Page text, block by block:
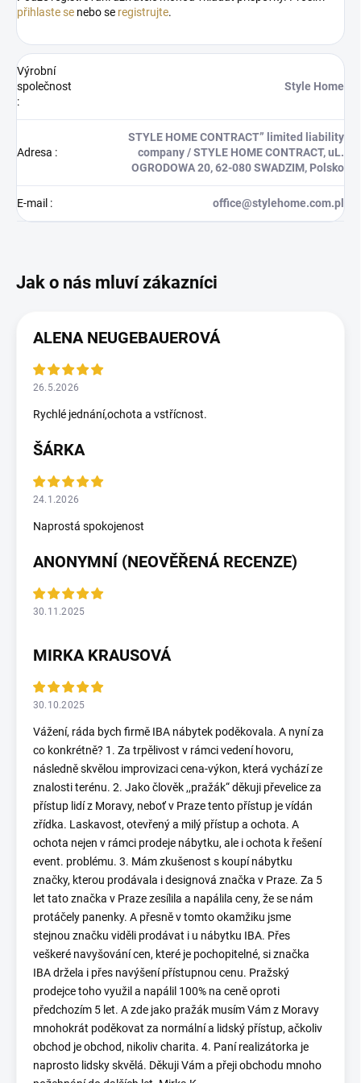
přihlaste se nebo se registrujte.
Výrobní
společnost
:
Style Home
Adresa :
STYLE HOME CONTRACT” limited liability
company / STYLE HOME CONTRACT, uL.
OGRODOWA 20, 62-080 SWADZIM, Polsko
E-mail : office@stylehome.com.pl
ALENA NEUGEBAUEROVÁ
26.5.2026
Rychlé jednání,ochota a vstřícnost.
ŠÁRKA
24.1.2026
Naprostá spokojenost
ANONYMNÍ (NEOVĚŘENÁ RECENZE)
30.11.2025
MIRKA KRAUSOVÁ
30.10.2025
Vážení, ráda bych firmě IBA nábytek poděkovala. A nyní za
co konkrétně? 1. Za trpělivost v rámci vedení hovoru,
následně skvělou improvizaci cena-výkon, která vychází ze
znalosti terénu. 2. Jako člověk ,,pražák“ děkuji převelice za
přístup lidí z Moravy, neboť v Praze tento přístup je vídán
zřídka. Laskavost, otevřený a milý přístup a ochota. A
ochota nejen v rámci prodeje nábytku, ale i ochota k řešení
event. problému. 3. Mám zkušenost s koupí nábytku
značky, kterou prodávala i designová značka v Praze. Za 5
let tato značka v Praze zesílila a napálila ceny, že se nám
protáčely panenky. A přesně v tomto okamžiku jsme
stejnou značku viděli prodávat i u nábytku IBA. Přes
veškeré navyšování cen, které je pochopitelné, si značka
IBA držela i přes navýšení přístupnou cenu. Pražský
prodejce toho využil a napálil 100% na ceně oproti
předchozím 5 let. A zde jako pražák musím Vám z Moravy
mnohokrát poděkovat za normální a lidský přístup, ačkoliv
obchod je obchod, nikoliv charita. 4. Paní realizátorka je
naprosto lidsky skvělá. Děkuji Vám a přeji obchodu mnoho